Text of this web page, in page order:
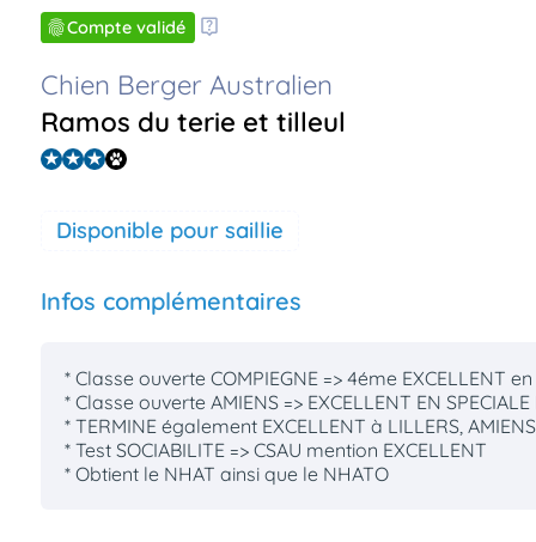
Compte validé
Chien Berger Australien
Ramos du terie et tilleul
Disponible pour saillie
Infos complémentaires
* Classe ouverte COMPIEGNE => 4éme EXCELLENT en
* Classe ouverte AMIENS => EXCELLENT EN SPECIALE
* TERMINE également EXCELLENT à LILLERS,
* Test SOCIABILITE => CSAU mention EXCELLENT
* Obtient le NHAT ainsi que le NHATO